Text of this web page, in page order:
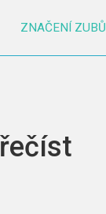
ZNAČENÍ ZUBŮ